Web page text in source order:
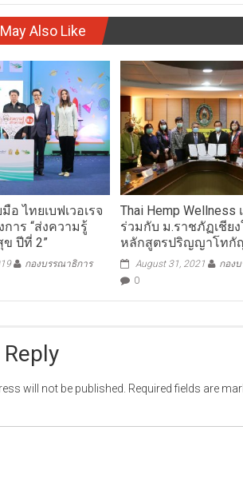
Also Like
อ ไทยเบฟเวอเรจ
าร “ส่งความรู้
ปีที่ 2”
กองบรรณาธิการ
Thai Hemp Wellness
ร่วมกับ ม.ราชภัฏเชีย
หลักสูตรปริญญาโทกั
August 31, 2021
กอง
0
will not be published. Required fields are